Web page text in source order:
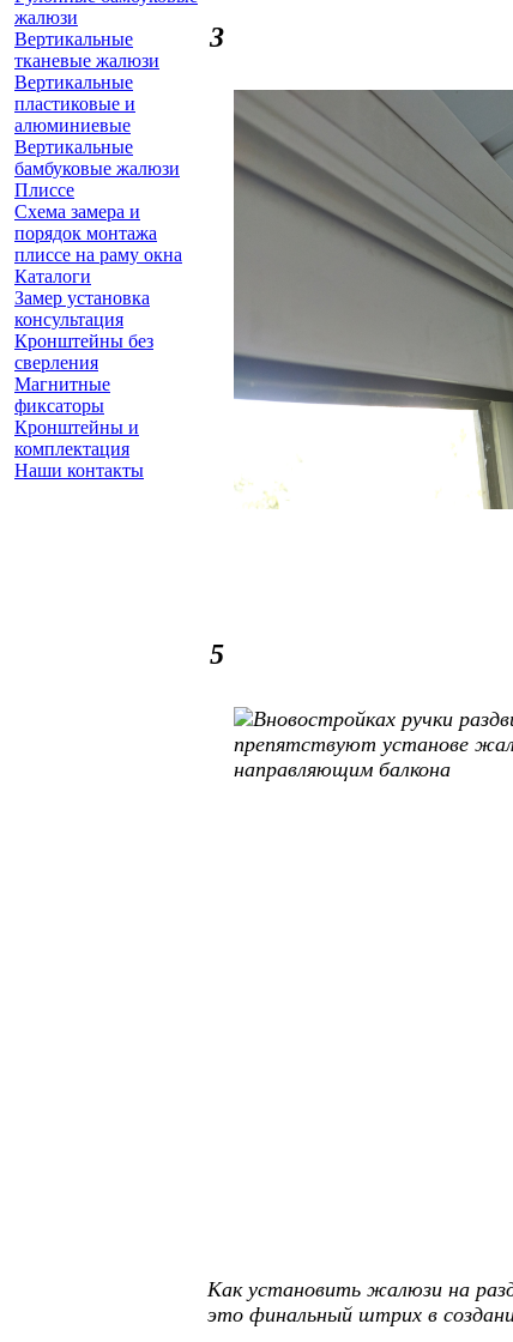
жалюзи
Вертикальные
тканевые жалюзи
Вертикальные
пластиковые и
алюминиевые
Вертикальные
бамбуковые жалюзи
Плиссе
Схема замера и
порядок монтажа
плиссе на раму окна
Каталоги
Замер установка
консультация
Кронштейны без
сверления
Магнитные
фиксаторы
Кронштейны и
комплектация
Наши контакты
3
5
Как установить жалюзи на
это финальный штрих в